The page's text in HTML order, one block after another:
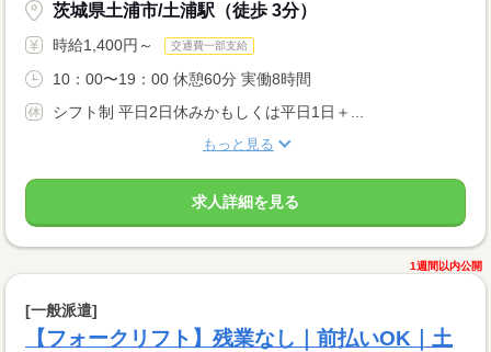
茨城県土浦市/土浦駅（徒歩 3分）
時給1,400円～ 交通費一部支給
10：00〜19：00 休憩60分 実働8時間
シフト制 平日2日休みかもしくは平日1日＋...
もっと見る
求人詳細を見る
1週間以内公開
[一般派遣]
【フォークリフト】残業なし｜前払いOK｜土